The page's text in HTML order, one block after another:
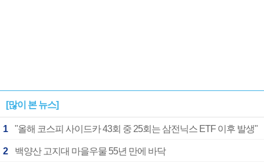
[많이 본 뉴스]
1 "올해 코스피 사이드카 43회 중 25회는 삼전닉스 ETF 이후 발생"
2 백양산 고지대 마을우물 55년 만에 바닥